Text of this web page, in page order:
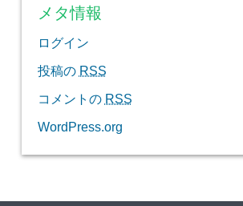
メタ情報
ログイン
投稿の RSS
コメントの RSS
WordPress.org